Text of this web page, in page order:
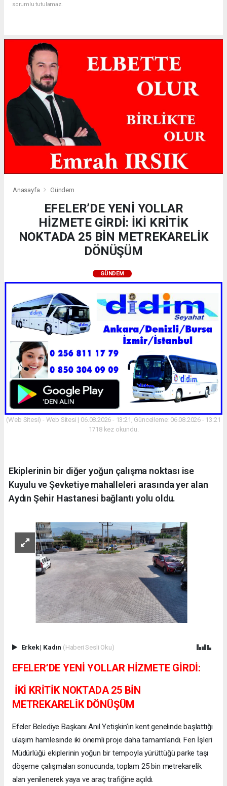
sorumlu tutulamaz.
Anasayfa Gündem
EFELER’DE YENİ YOLLAR
HİZMETE GİRDİ: İKİ KRİTİK
NOKTADA 25 BİN METREKARELİK
DÖNÜŞÜM
GÜNDEM
(Web Sitesi) - Web Sitesi | 06.08.2026 - 13:21, Güncelleme: 06.08.2026 - 13:21
1718 kez okundu.
Ekiplerinin bir diğer yoğun çalışma noktası ise
Kuyulu ve Şevketiye mahalleleri arasında yer alan
Aydın Şehir Hastanesi bağlantı yolu oldu.
Erkek| Kadın (Haberi Sesli Oku)
EFELER’DE YENİ YOLLAR HİZMETE GİRDİ:
İKİ KRİTİK NOKTADA 25 BİN
METREKARELİK DÖNÜŞÜM
Efeler Belediye Başkanı Anıl Yetişkin’in kent genelinde başlattığı
ulaşım hamlesinde iki önemli proje daha tamamlandı. Fen İşleri
Müdürlüğü ekiplerinin yoğun bir tempoyla yürüttüğü parke taşı
döşeme çalışmaları sonucunda, toplam 25 bin metrekarelik
alan yenilenerek yaya ve araç trafiğine açıldı.